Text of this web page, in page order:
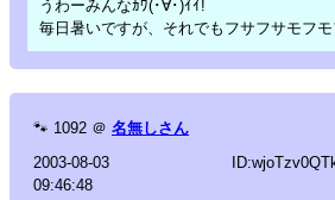
うわーみんなｶﾜ(･∀･)ｲｲ!
毎日暑いですが、それでもフサフサモフモ
🐾 1092 ＠ 名無しさん
2003-08-03
09:46:48